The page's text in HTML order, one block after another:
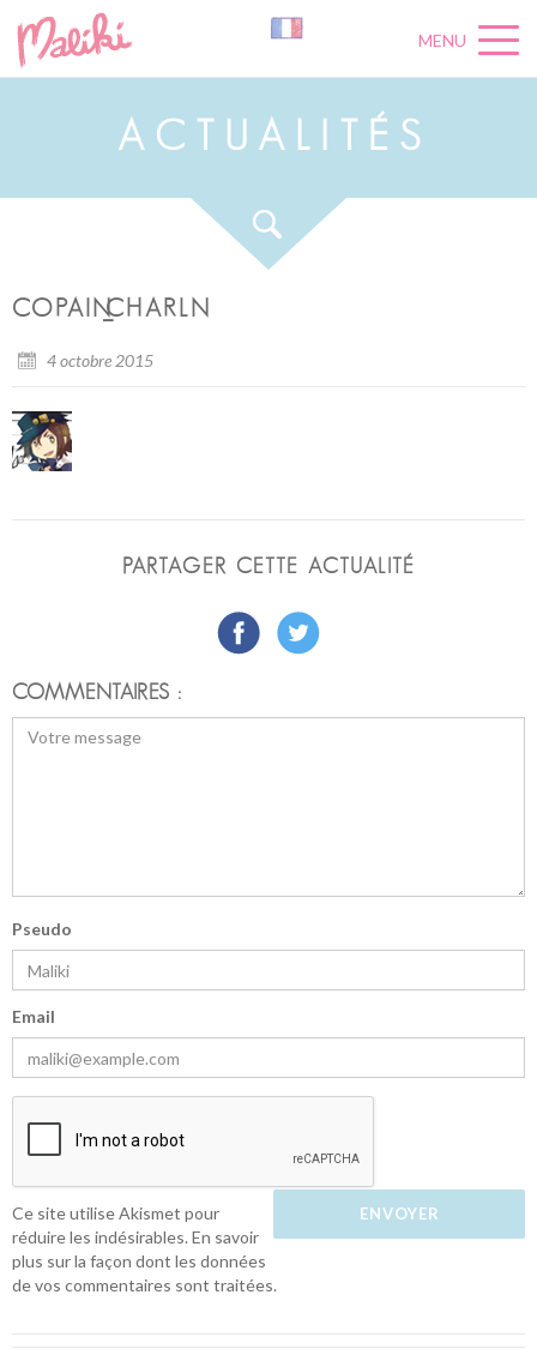
MENU
A C U A L É S
COPAIN_CHARLN
4 octobre 2015
PARTAGER CETTE ACTUALITÉ
COMMENTAIRES :
Pseudo
Email
Ce site utilise Akismet pour
réduire les indésirables.En savoir
plus sur la façon dont les données
de vos commentaires sont traitées.